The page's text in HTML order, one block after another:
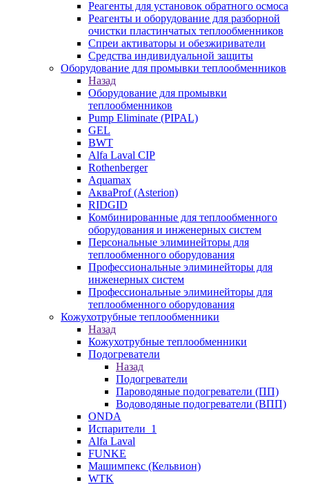
Реагенты для установок обратного осмоса
Реагенты и оборудование для разборной
очистки пластинчатых теплообменников
Спреи активаторы и обезжириватели
Средства индивидуальной защиты
Оборудование для промывки теплообменников
Назад
Оборудование для промывки
теплообменников
Pump Eliminate (PIPAL)
GEL
BWT
Alfa Laval CIP
Rothenberger
Aquamax
АкваProf (Asterion)
RIDGID
Комбинированные для теплообменного
оборудования и инженерных систем
Персональные элиминейторы для
теплообменного оборудования
Профессиональные элиминейторы для
инженерных систем
Профессиональные элиминейторы для
теплообменного оборудования
Кожухотрубные теплообменники
Назад
Кожухотрубные теплообменники
Подогреватели
Назад
Подогреватели
Пароводяные подогреватели (ПП)
Водоводяные подогреватели (ВПП)
ONDA
Испарители_1
Alfa Laval
FUNKE
Машимпекс (Кельвион)
WTK